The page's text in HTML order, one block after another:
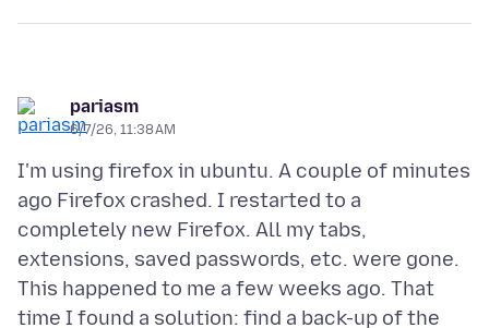
pariasm
6/7/26, 11:38 AM
I'm using firefox in ubuntu. A couple of minutes
ago Firefox crashed. I restarted to a
completely new Firefox. All my tabs,
extensions, saved passwords, etc. were gone.
This happened to me a few weeks ago. That
time I found a solution: find a back-up of the